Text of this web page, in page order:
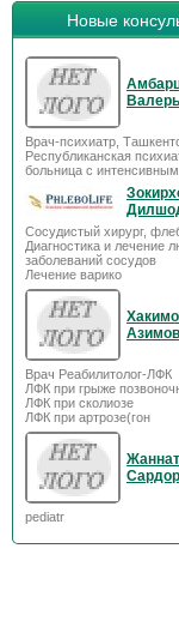
Новые
Врач-психиатр,
Республиканская
больница с
Сосудистый хирург,
Диагностика и лечение
заболеваний сосудов
Лечение варико
Врач Реабилитолог-ЛФК
ЛФК при грыже
ЛФК при сколиозе
ЛФК при артрозе(гон
Сардор
pediatr